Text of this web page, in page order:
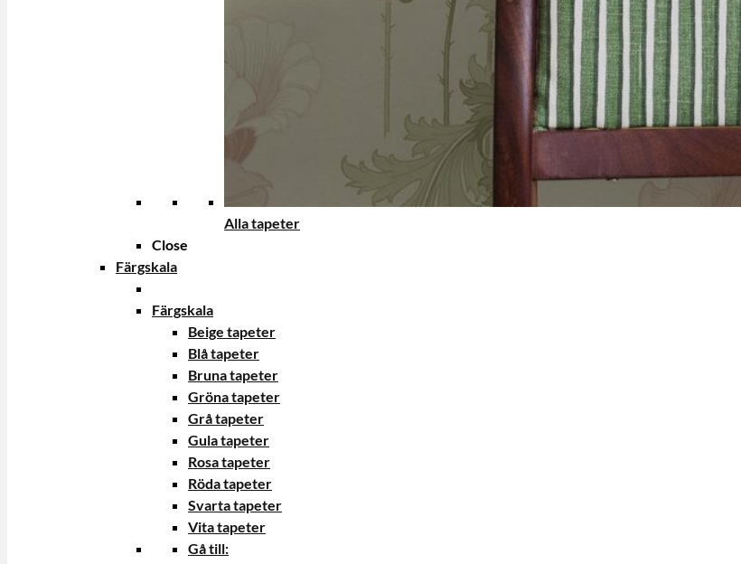
Alla tapeter
Close
Färgskala
Färgskala
Beige tapeter
Blå tapeter
Bruna tapeter
Gröna tapeter
Grå tapeter
Gula tapeter
Rosa tapeter
Röda tapeter
Svarta tapeter
Vita tapeter
Gå till: